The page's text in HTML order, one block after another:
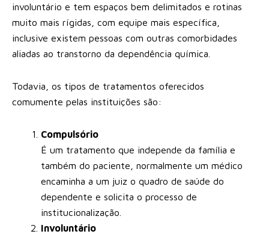
involuntário e tem espaços bem delimitados e rotinas
muito mais rígidas, com equipe mais específica,
inclusive existem pessoas com outras comorbidades
aliadas ao transtorno da dependência química.
Todavia, os tipos de tratamentos oferecidos
comumente pelas instituições são:
Compulsório
É um tratamento que independe da família e
também do paciente, normalmente um médico
encaminha a um juiz o quadro de saúde do
dependente e solicita o processo de
institucionalização.
Involuntário